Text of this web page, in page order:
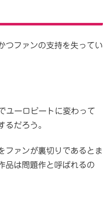
つファンの支持を失ってい
ユーロビートに変わって
るだろう。
ファンが裏切りであるとま
品は問題作と呼ばれるの